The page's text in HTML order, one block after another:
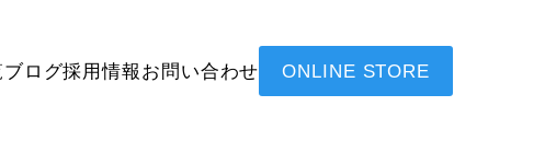
ブログ採用情報 お問い合わせ ONLINE STORE